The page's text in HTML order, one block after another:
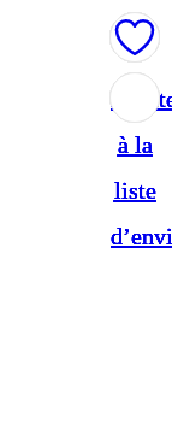
à la
liste
à la
liste
à la
liste
à la
liste
à la
liste